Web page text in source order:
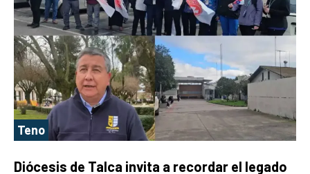
Teno
Diócesis de Talca invita a recordar el legado